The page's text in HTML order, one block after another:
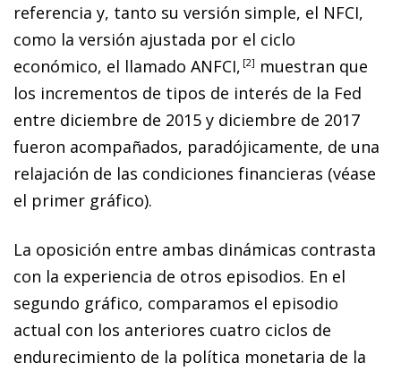
referencia y, tanto su versión simple, el NFCI,
como la versión ajustada por el ciclo
económico, el llamado ANFCI, 2
muestran que
los incrementos de tipos de interés de la Fed
entre diciembre de 2015 y diciembre de 2017
fueron acompañados, paradójicamente, de una
relajación de las condiciones financieras (véase
el primer gráfico).
La oposición entre ambas dinámicas contrasta
con la ex­­pe­­riencia de otros episodios. En el
segundo gráfico, comparamos el episodio
actual con los anteriores cuatro ciclos de
endurecimiento de la política monetaria de la